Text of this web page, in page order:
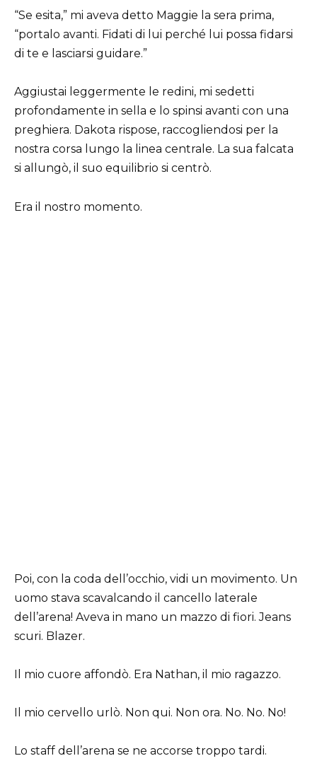
“Se esita,” mi aveva detto Maggie la sera prima,
“portalo avanti. Fidati di lui perché lui possa fidarsi
di te e lasciarsi guidare.”
Aggiustai leggermente le redini, mi sedetti
profondamente in sella e lo spinsi avanti con una
preghiera. Dakota rispose, raccogliendosi per la
nostra corsa lungo la linea centrale. La sua falcata
si allungò, il suo equilibrio si centrò.
Era il nostro momento.
Poi, con la coda dell’occhio, vidi un movimento. Un
uomo stava scavalcando il cancello laterale
dell’arena! Aveva in mano un mazzo di fiori. Jeans
scuri. Blazer.
Il mio cuore affondò. Era Nathan, il mio ragazzo.
Il mio cervello urlò. Non qui. Non ora. No. No. No!
Lo staff dell’arena se ne accorse troppo tardi.